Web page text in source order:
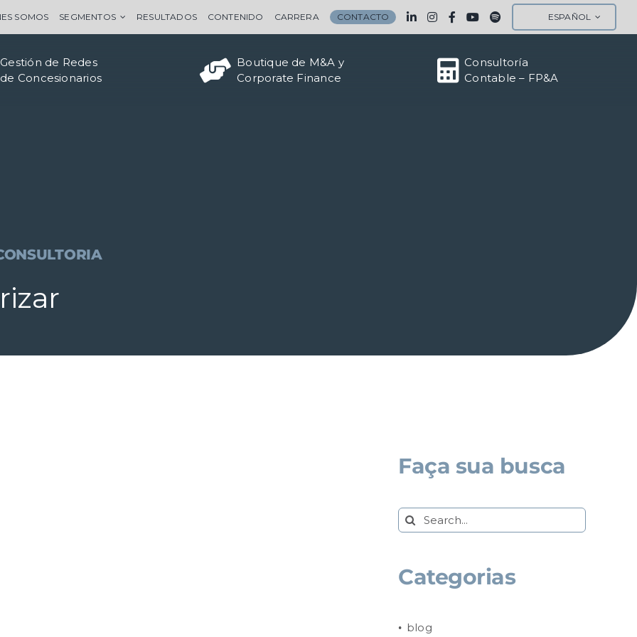
SOMOS SEGMENTOS RESULTADOS CONTENIDO CARRERA CONTACTO ESPAÑOL
Gestión de Redes
de Concesionarios
Boutique de M&A y
Corporate Finance
Consultoría
Contable – FP&A
Faça sua busca
Search
for:
Categorias
blog